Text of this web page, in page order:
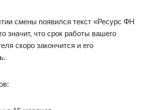
смены появился текст «Ресурс ФН
значит, что срок работы вашего
скоро закончится и его